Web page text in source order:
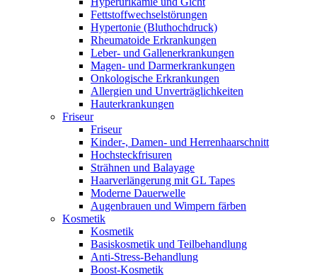
Fettstoffwechselstörungen
Hypertonie (Bluthochdruck)
Rheumatoide Erkrankungen
Leber- und Gallenerkrankungen
Magen- und Darmerkrankungen
Onkologische Erkrankungen
Allergien und Unverträglichkeiten
Hauterkrankungen
Friseur
Friseur
Kinder-, Damen- und Herrenhaarschnitt
Hochsteckfrisuren
Strähnen und Balayage
Haarverlängerung mit GL Tapes
Moderne Dauerwelle
Augenbrauen und Wimpern färben
Kosmetik
Kosmetik
Basiskosmetik und Teilbehandlung
Anti-Stress-Behandlung
Boost-Kosmetik